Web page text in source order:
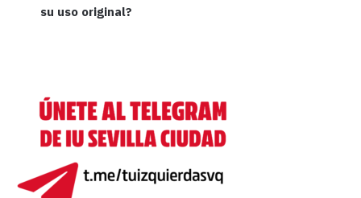
su uso original?